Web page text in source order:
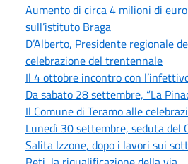
Aumento di circa 4 milioni di
sull’istituto Braga
D’Alberto, Presidente regionale
celebrazione del trentennale
Il 4 ottobre incontro con
Da sabato 28 settembre, “La
Il Comune di Teramo alle
Lunedì 30 settembre, seduta del
Salita Izzone, dopo i lavori sui